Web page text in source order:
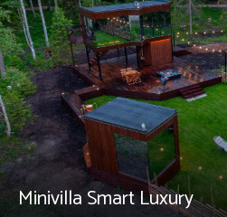
Minivilla Smart Luxury